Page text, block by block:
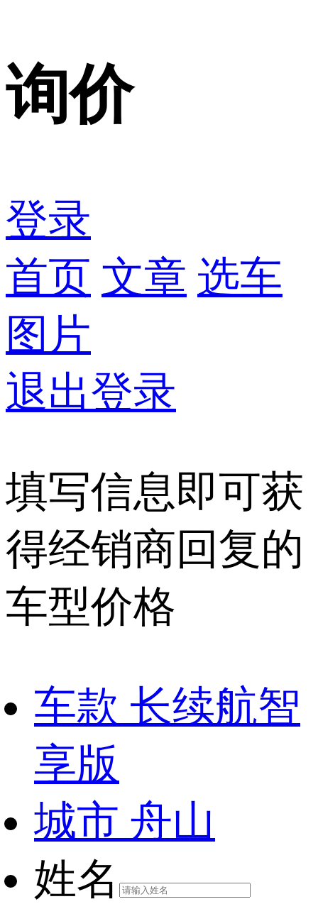
询价
登录
首页 文章 选车
图片
退出登录
填写信息即可获
得经销商回复的
车型价格
车款 长续航智
享版
城市 舟山
姓名